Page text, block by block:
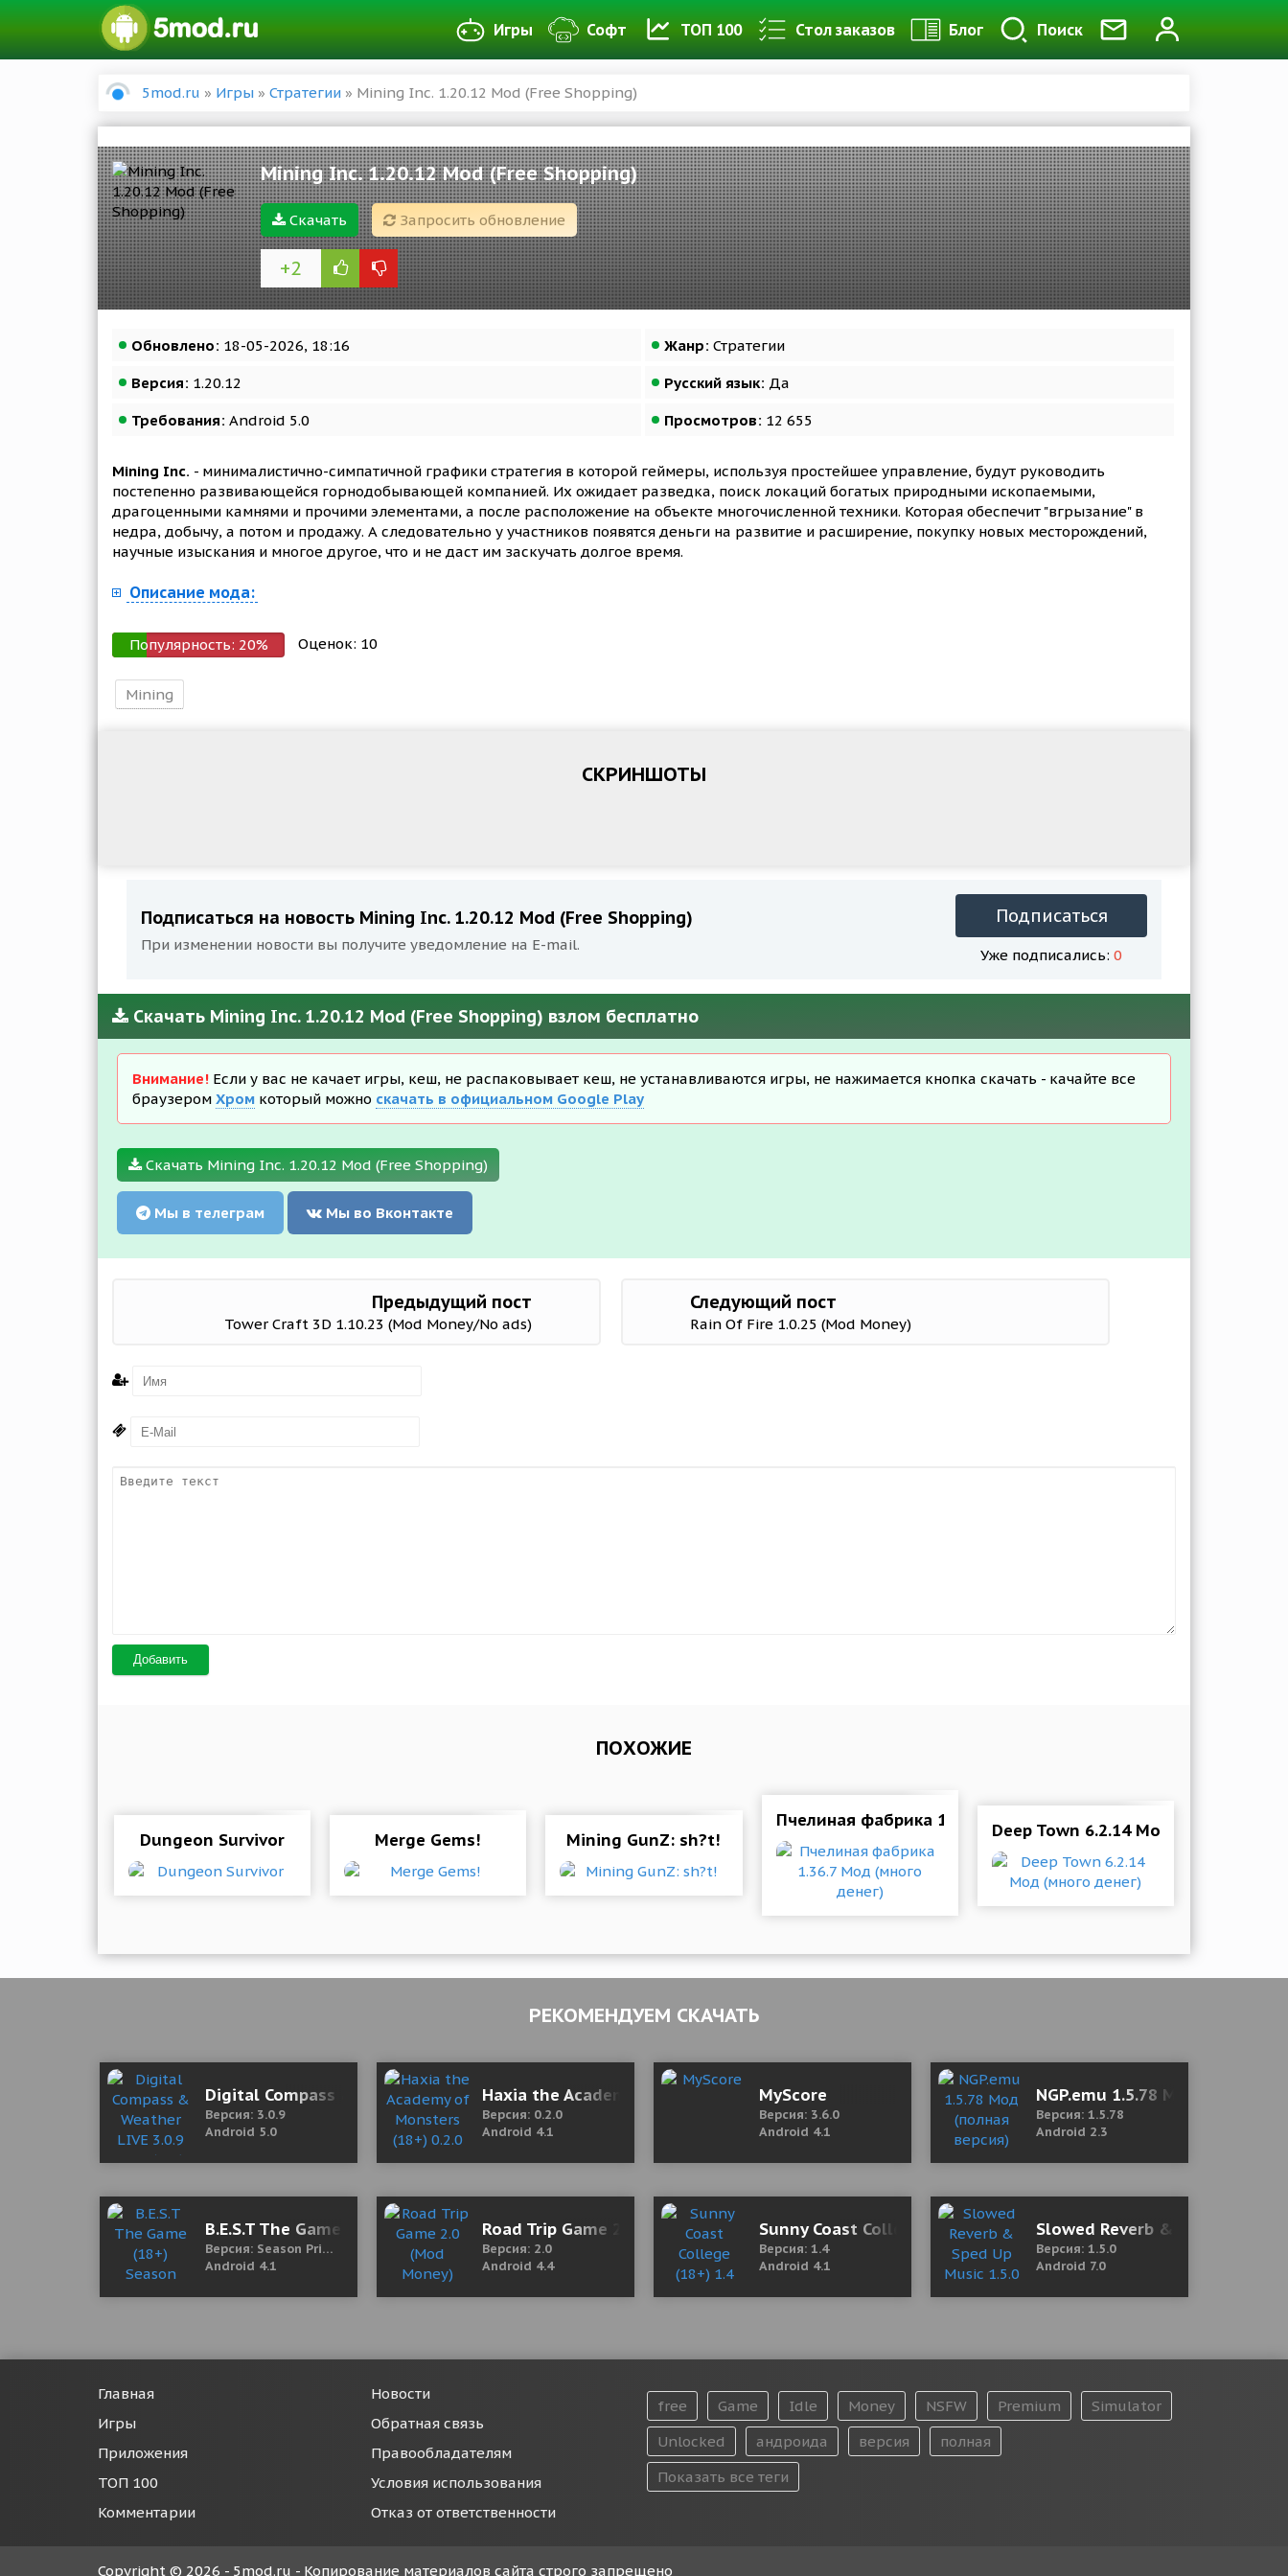
Игры Софт ТОП 100 Стол заказов Блог Поиск
5mod.ru » Игры » Стратегии » Mining Inc. 1.20.12 Mod (Free Shopping)
Mining Inc. 1.20.12 Mod (Free Shopping)
Скачать Запросить обновление
+2
Обновлено: 18-05-2026, 18:16 Жанр: Стратегии
Версия: 1.20.12 Русский язык: Да
Требования: Android 5.0 Просмотров: 12 655
Mining Inc. - минималистично-симпатичной графики стратегия в которой геймеры, используя простейшее управление, будут руководить
постепенно развивающейся горнодобывающей компанией. Их ожидает разведка, поиск локаций богатых природными ископаемыми,
драгоценными камнями и прочими элементами, а после расположение на объекте многочисленной техники. Которая обеспечит "вгрызание" в
недра, добычу, а потом и продажу. А следовательно у участников появятся деньги на развитие и расширение, покупку новых месторождений,
научные изыскания и многое другое, что и не даст им заскучать долгое время.
Описание мода:
Популярность: 20% Оценок: 10
Mining
СКРИНШОТЫ
Подписаться на новость Mining Inc. 1.20.12 Mod (Free Shopping)
При изменении новости вы получите уведомление на E-mail.
Подписаться
Уже подписались: 0
Скачать Mining Inc. 1.20.12 Mod (Free Shopping) взлом бесплатно
Внимание! Если у вас не качает игры, кеш, не распаковывает кеш, не устанавливаются игры, не нажимается кнопка скачать - качайте все
браузером Хром который можно скачать в официальном Google Play
Скачать Mining Inc. 1.20.12 Mod (Free Shopping)
Мы в телеграм Мы во Вконтакте
Предыдущий пост
Tower Craft 3D 1.10.23 (Mod Money/No ads)
Следующий пост
Rain Of Fire 1.0.25 (Mod Money)
Добавить
ПОХОЖИЕ
Dungeon Survivor Merge Gems! Mining GunZ: sh?t!
Пчелиная фабрика 1.36.7 Мод (много денег)Deep Town 6.2.14 Мод (много денег)
РЕКОМЕНДУЕМ СКАЧАТЬ
Digital Compass & Weather LIVE 3.0.9 Mod (Pro)
Версия: 3.0.9
Android 5.0
Haxia the Academy of Monsters (18+) 0.2.0 Мод (полная версия)
Версия: 0.2.0
Android 4.1
MyScore
Версия: 3.6.0
Android 4.1
NGP.emu 1.5.78 Мод (полная
Версия: 1.5.78
Android 2.3
B.E.S.T The Game (18+) Season Prime Part 1 Мод (полная версия)
Версия: Season Prime Part 1
Android 4.1
Road Trip Game 2.0 (Mod Money)
Версия: 2.0
Android 4.4
Sunny Coast College (18+) 1.4 Мод (полная версия)
Версия: 1.4
Android 4.1
Slowed Reverb & Sped Up
Версия: 1.5.0
Android 7.0
Главная
Игры
Приложения
ТОП 100
Комментарии
Новости
Обратная связь
Правообладателям
Условия использования
Отказ от ответственности
free Game Idle Money NSFW Premium
Simulator
Unlocked
андроида версия
полная
Показать все теги
Copyright © 2026 - 5mod.ru - Копирование материалов сайта строго запрещено